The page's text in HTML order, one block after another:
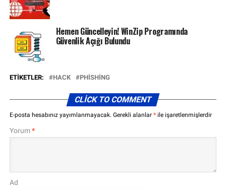
Hemen Güncelleyin! WinZip Programında
Güvenlik Açığı Bulundu
ETIKETLER: HACK PHISHING
CLICK TO COMMENT
E-posta hesabınız yayımlanmayacak. Gerekli alanlar *ile işaretlenmişlerdir
Yorum*
Ad